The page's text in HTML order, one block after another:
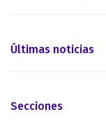
Últimas noticias
Secciones